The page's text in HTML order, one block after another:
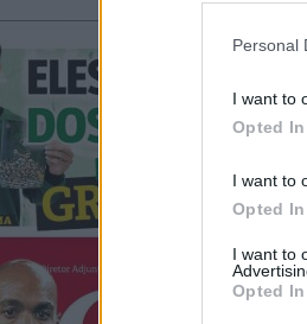
Personal
I want to
Opted In
I want to
Opted In
I want to
Opted In